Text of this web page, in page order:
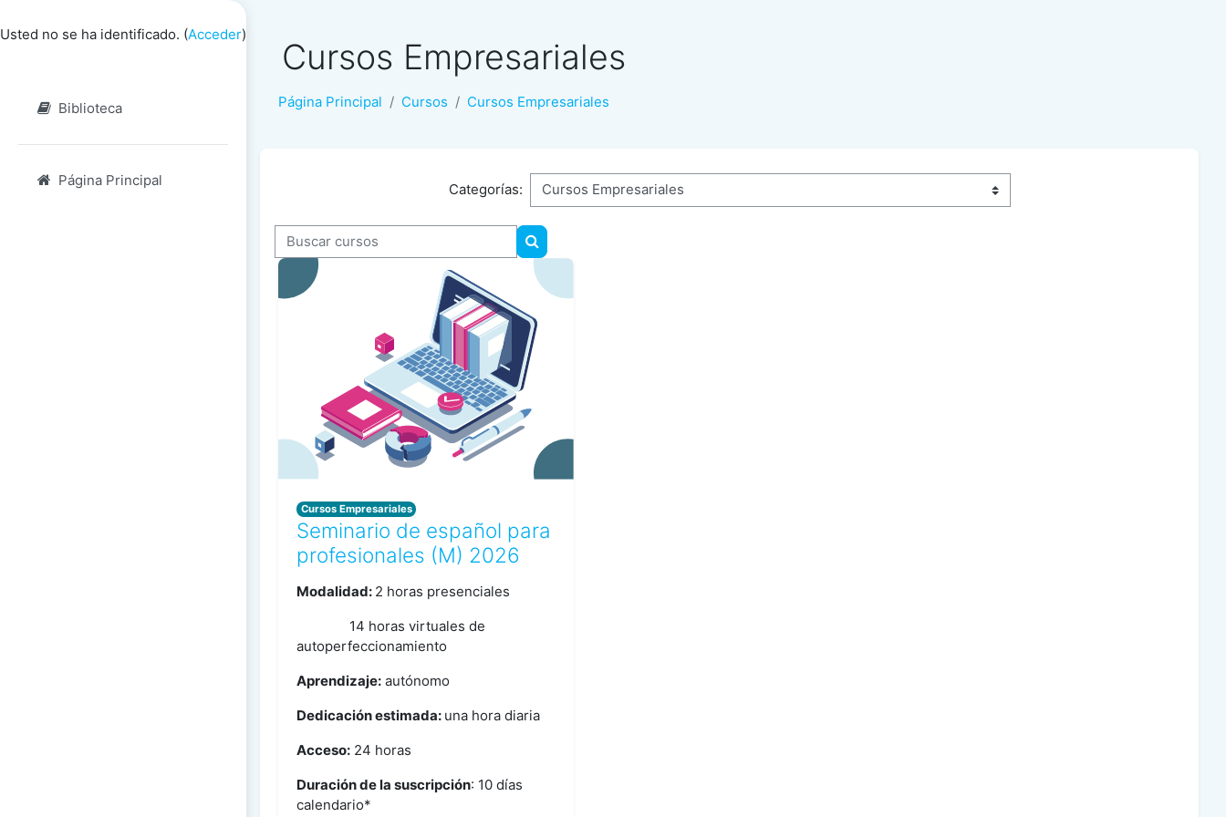
Usted no se ha identificado. (Acceder)
Biblioteca
Página Principal
Cursos Empresariales
Página Principal Cursos Cursos Empresariales
Categorías:
Buscar cursos
Buscar cursos
Cursos Empresariales
Seminario de español para
profesionales (M) 2026
Modalidad: 2 horas presenciales
14 horas virtuales de
autoperfeccionamiento
Aprendizaje: autónomo
Dedicación estimada: una hora diaria
Acceso: 24 horas
Duración de la suscripción: 10 días
calendario*